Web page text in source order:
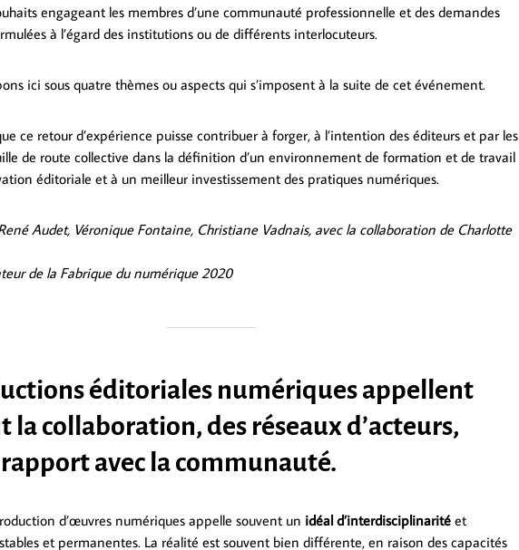
engageant les membres d’une communauté professionnelle et des demandes
à l’égard des institutions ou de différents interlocuteurs.
ici sous quatre thèmes ou aspects qui s’imposent à la suite de cet événement.
ce retour d’expérience puisse contribuer à forger, à l’intention des éditeurs et par les
de route collective dans la définition d’un environnement de formation et de travail
éditoriale et à un meilleur investissement des pratiques numériques.
Audet, Véronique Fontaine, Christiane Vadnais, avec la collaboration de Charlotte
de la Fabrique du numérique 2020
éditoriales numériques appellent
la collaboration, des réseaux d’acteurs,
avec la communauté.
d’œuvres numériques appelle souvent un idéal d’interdisciplinarité et
et permanentes. La réalité est souvent bien différente, en raison des capacités